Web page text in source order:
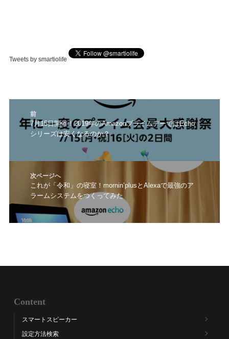
Tweets by smartiolife
前
前
の
7月15日開催！2019年のAmazonプライムデーではEcho
シリーズは安くなるのか？
次ページへ
次
の
投
稿:
これが「令和」の寝室！mornin’plusとAlexaで最強のア
ラームシステムをつくってみた
Content
スマートスピーカー
設定方法検索